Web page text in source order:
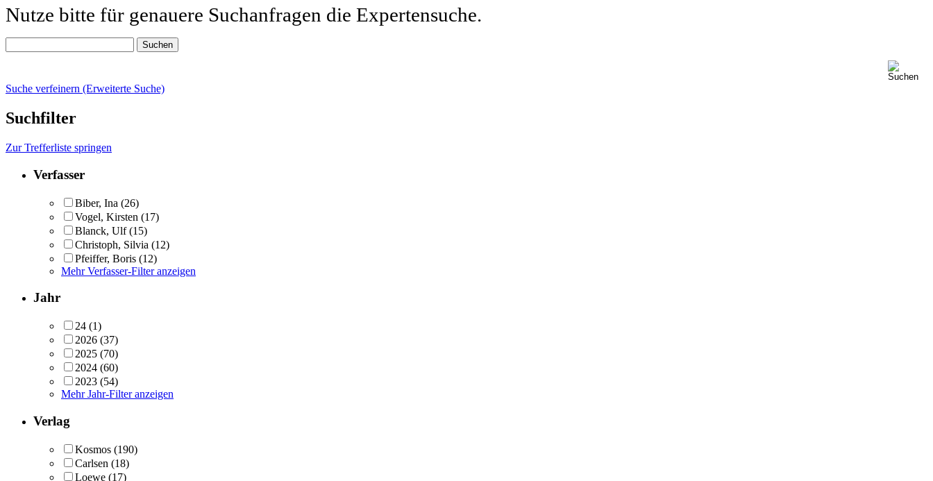
Nutze bitte für genauere Suchanfragen die Expertensuche.
Suche verfeinern (Erweiterte Suche)
Suchfilter
Zur Trefferliste springen
Verfasser
Biber, Ina (26)
Vogel, Kirsten (17)
Blanck, Ulf (15)
Christoph, Silvia (12)
Pfeiffer, Boris (12)
Mehr Verfasser-Filter anzeigen
Jahr
24 (1)
2026 (37)
2025 (70)
2024 (60)
2023 (54)
Mehr Jahr-Filter anzeigen
Verlag
Kosmos (190)
Carlsen (18)
Loewe (17)